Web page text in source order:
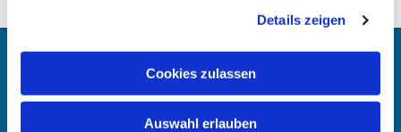
Details zeigen
Cookies zulassen
Auswahl erlauben
Angehörigen-Navi